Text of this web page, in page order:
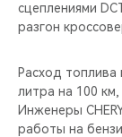
НАШИ
ВИДЕООБЗОРЫ
CHERY ДЛЯ ДЕТЕЙ
сцеплениями
разгон
Расход
литра на 100
Инженеры
работы на